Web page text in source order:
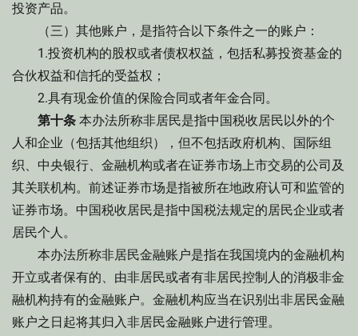
投资产品。
（三）其他账户，是指符合以下条件之一的账户：
1.投资机构的股权或者债权权益，包括私募投资基金的
合伙权益和信托的受益权；
2.具有现金价值的保险合同或者年金合同。
第十条 本办法所称非居民是指中国税收居民以外的个
人和企业（包括其他组织），但不包括政府机构、国际组
织、中央银行、金融机构或者在证券市场上市交易的公司及
其关联机构。前述证券市场是指被所在地政府认可和监管的
证券市场。中国税收居民是指中国税法规定的居民企业或者
居民个人。
本办法所称非居民金融账户是指在我国境内的金融机构
开立或者保有的、由非居民或者有非居民控制人的消极非金
融机构持有的金融账户。金融机构应当在识别出非居民金融
账户之日起将其归入非居民金融账户进行管理。